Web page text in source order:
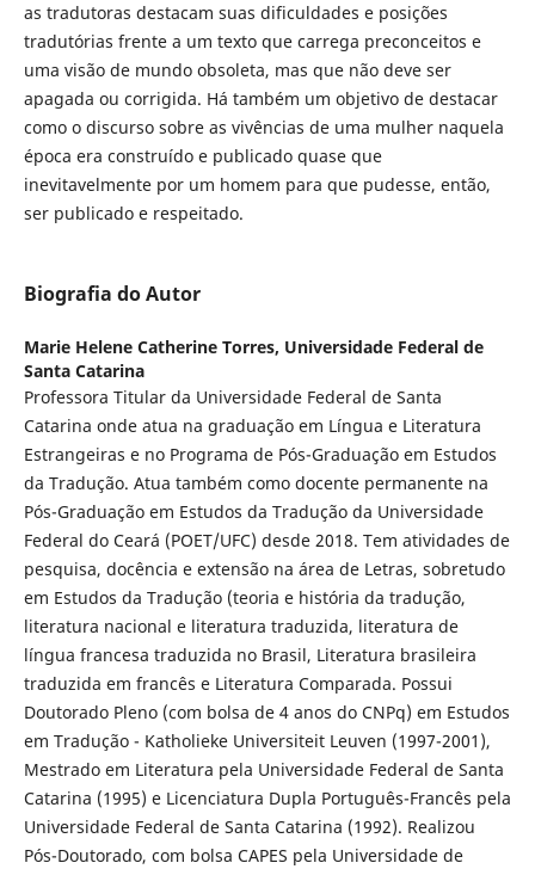
as tradutoras destacam suas dificuldades e posições
tradutórias frente a um texto que carrega preconceitos e
uma visão de mundo obsoleta, mas que não deve ser
apagada ou corrigida. Há também um objetivo de destacar
como o discurso sobre as vivências de uma mulher naquela
época era construído e publicado quase que
inevitavelmente por um homem para que pudesse, então,
ser publicado e respeitado.
Biografia do Autor
Marie Helene Catherine Torres, Universidade Federal de
Santa Catarina
Professora Titular da Universidade Federal de Santa
Catarina onde atua na graduação em Língua e Literatura
Estrangeiras e no Programa de Pós-Graduação em Estudos
da Tradução. Atua também como docente permanente na
Pós-Graduação em Estudos da Tradução da Universidade
Federal do Ceará (POET/UFC) desde 2018. Tem atividades de
pesquisa, docência e extensão na área de Letras, sobretudo
em Estudos da Tradução (teoria e história da tradução,
literatura nacional e literatura traduzida, literatura de
língua francesa traduzida no Brasil, Literatura brasileira
traduzida em francês e Literatura Comparada. Possui
Doutorado Pleno (com bolsa de 4 anos do CNPq) em Estudos
em Tradução - Katholieke Universiteit Leuven (1997-2001),
Mestrado em Literatura pela Universidade Federal de Santa
Catarina (1995) e Licenciatura Dupla Português-Francês pela
Universidade Federal de Santa Catarina (1992). Realizou
Pós-Doutorado, com bolsa CAPES pela Universidade de